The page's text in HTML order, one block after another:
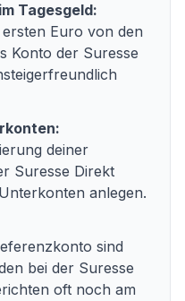
Tagesgeld:
Euro von den
Konto der Suresse
deiner
Suresse Direkt
anlegen.
sind
bei der Suresse
oft noch am